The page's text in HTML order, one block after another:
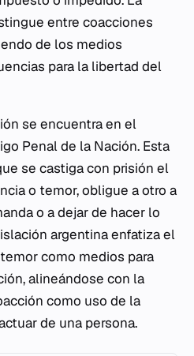
entre coacciones
de los medios
para la libertad del
se encuentra en el
Penal de la Nación. Esta
se castiga con prisión el
o temor, obligue a otro a
o a dejar de hacer lo
argentina enfatiza el
como medios para
alineándose con la
como uso de la
de una persona.